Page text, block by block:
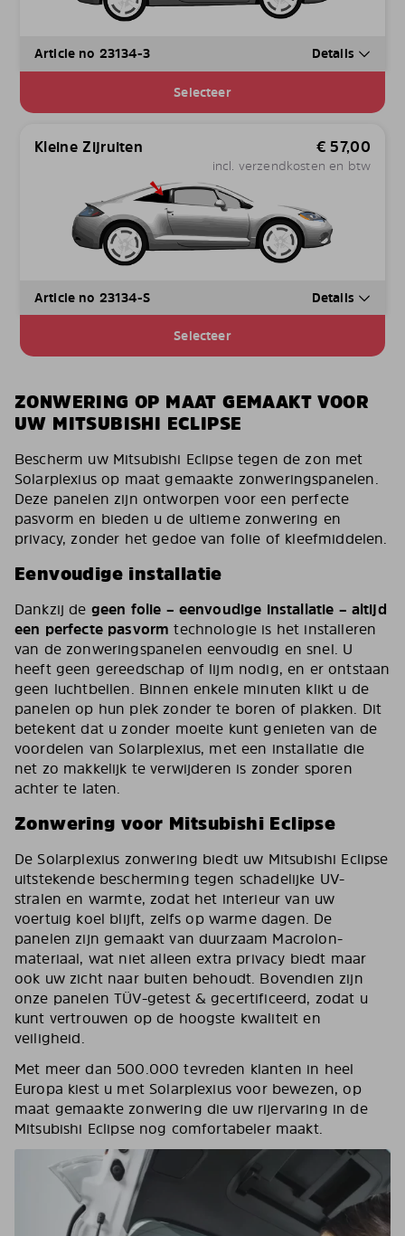
Article no 23134-3 Details
Selecteer
Kleine Zijruiten € 57,00
incl. verzendkosten en btw
Article no 23134-S Details
Selecteer
ZONWERING OP MAAT GEMAAKT VOOR
UW MITSUBISHI ECLIPSE
Bescherm uw Mitsubishi Eclipse tegen de zon met
Solarplexius op maat gemaakte zonweringspanelen.
Deze panelen zijn ontworpen voor een perfecte
pasvorm en bieden u de ultieme zonwering en
privacy, zonder het gedoe van folie of kleefmiddelen.
Eenvoudige installatie
Dankzij de geen folie – eenvoudige installatie – altijd
een perfecte pasvorm technologie is het installeren
van de zonweringspanelen eenvoudig en snel. U
heeft geen gereedschap of lijm nodig, en er ontstaan
geen luchtbellen. Binnen enkele minuten klikt u de
panelen op hun plek zonder te boren of plakken. Dit
betekent dat u zonder moeite kunt genieten van de
voordelen van Solarplexius, met een installatie die
net zo makkelijk te verwijderen is zonder sporen
achter te laten.
Zonwering voor Mitsubishi Eclipse
De Solarplexius zonwering biedt uw Mitsubishi Eclipse
uitstekende bescherming tegen schadelijke UV-
stralen en warmte, zodat het interieur van uw
voertuig koel blijft, zelfs op warme dagen. De
panelen zijn gemaakt van duurzaam Macrolon-
materiaal, wat niet alleen extra privacy biedt maar
ook uw zicht naar buiten behoudt. Bovendien zijn
onze panelen TÜV-getest & gecertificeerd, zodat u
kunt vertrouwen op de hoogste kwaliteit en
veiligheid.
Met meer dan 500.000 tevreden klanten in heel
Europa kiest u met Solarplexius voor bewezen, op
maat gemaakte zonwering die uw rijervaring in de
Mitsubishi Eclipse nog comfortabeler maakt.